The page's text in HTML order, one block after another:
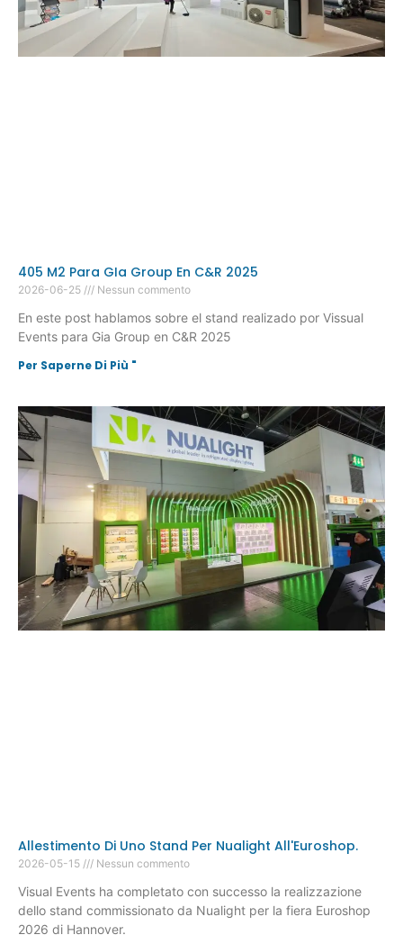
405 M2 Para GIa Group En C&R 2025
2026-06-25 Nessun commento
En este post hablamos sobre el stand realizado por Vissual
Events para Gia Group en C&R 2025
Per Saperne Di Più "
Allestimento Di Uno Stand Per Nualight All'Euroshop.
2026-05-15 Nessun commento
Visual Events ha completato con successo la realizzazione
dello stand commissionato da Nualight per la fiera Euroshop
2026 di Hannover.